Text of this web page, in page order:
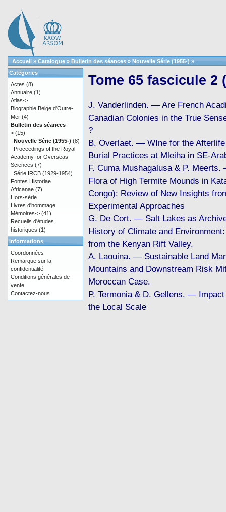
Accueil » Catalogue » Bulletin des séances » Nouvelle Série (1955-) »
Tome 65 fascicule 2
J. Vanderlinden. — Are French
Canadian Colonies in the True
?
B. Overlaet. — WIne for the Afterlife
Burial Practices at Mleiha in SE-
F. Cuma Mushagalusa & P.
Flora of High Termite Mounds in
Congo): Review of New Insights
Experimental Approaches
G. De Cort. — Salt Lakes as
History of Climate and
from the Kenyan Rift Valley.
A. Laouina. — Sustainable Land
Mountains and Downstream Risk
Moroccan Case.
P. Termonia & D. Gellens. —
the Local Scale
Catégories
Actes (8)
Annuaire (1)
Atlas->
Biographie Belge d'Outre-
Mer (4)
Bulletin des séances-
> (15)
Nouvelle Série (1955-) (8)
Proceedings of the Royal
Academy for Overseas
Sciences (7)
Série IRCB (1929-1954)
Fontes Historiae
Africanae (7)
Hors-série
Livres d'hommage
Mémoires-> (41)
Recueils d'études
historiques (1)
Informations
Coordonnées
Remarque sur la
confidentialité
Conditions générales de
vente
Contactez-nous